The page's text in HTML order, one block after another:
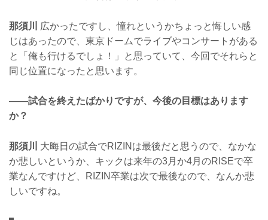
那須川
広かったですし、憧れというかちょっと悔しい感
じはあったので、東京ドームでライブやコンサートがある
と「俺も行けるでしょ！」と思っていて、今回でそれらと
同じ位置になったと思います。
——試合を終えたばかりですが、今後の目標はあります
か？
那須川
大晦日の試合でRIZINは最後だと思うので、なかな
か悲しいというか、キックは来年の3月か4月のRISEで卒
業なんですけど、RIZIN卒業は次で最後なので、なんか悲
しいですね。